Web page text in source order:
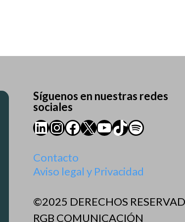
Síguenos en nuestras redes
sociales
LinkedIn
Instagram
Facebook
X YouTube
TikTok
Spotify
Contacto
Aviso legal y Privacidad
©2025 DERECHOS
RGB COMUNICACIÓN